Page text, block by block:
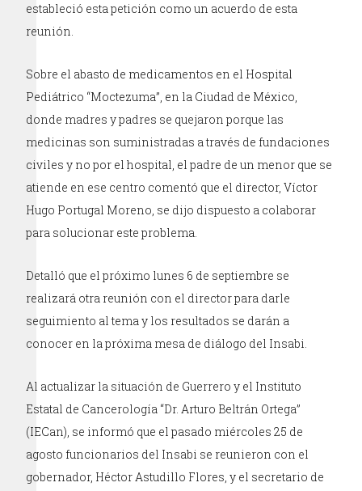
estableció esta petición como un acuerdo de esta
reunión.
Sobre el abasto de medicamentos en el Hospital
Pediátrico “Moctezuma”, en la Ciudad de México,
donde madres y padres se quejaron porque las
medicinas son suministradas a través de fundaciones
civiles y no por el hospital, el padre de un menor que se
atiende en ese centro comentó que el director, Víctor
Hugo Portugal Moreno, se dijo dispuesto a colaborar
para solucionar este problema.
Detalló que el próximo lunes 6 de septiembre se
realizará otra reunión con el director para darle
seguimiento al tema y los resultados se darán a
conocer en la próxima mesa de diálogo del Insabi.
Al actualizar la situación de Guerrero y el Instituto
Estatal de Cancerología “Dr. Arturo Beltrán Ortega”
(IECan), se informó que el pasado miércoles 25 de
agosto funcionarios del Insabi se reunieron con el
gobernador, Héctor Astudillo Flores, y el secretario de